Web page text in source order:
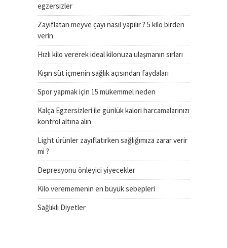
egzersizler
Zayıflatan meyve çayı nasıl yapılır ? 5 kilo birden
verin
Hızlı kilo vererek ideal kilonuza ulaşmanın sırları
Kışın süt içmenin sağlık açısından faydaları
Spor yapmak için 15 mükemmel neden
Kalça Egzersizleri ile günlük kalori harcamalarınızı
kontrol altına alın
Light ürünler zayıflatırken sağlığımıza zarar verir
mi ?
Depresyonu önleyici yiyecekler
Kilo verememenin en büyük sebepleri
Sağlıklı Diyetler